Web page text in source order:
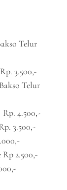
Telur
3.500,-
Telur
4.500,-
3.500,-
2.500,-